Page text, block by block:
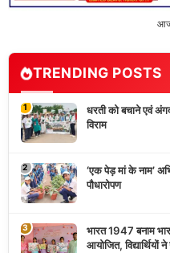
आज
TRENDING POSTS
1
धरती को बचाने एवं
विराम
2
‘एक पेड़ मां के नाम’
पौधारोपण
3
भारत 1947 बनाम
आयोजित,